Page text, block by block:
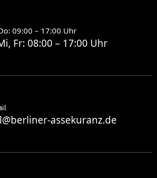
09:00 – 17:00 Uhr
Fr: 08:00 – 17:00 Uhr
assekuranz.de